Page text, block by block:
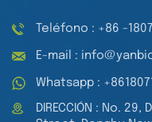
Teléfono : +86 -
E-mail :
Whatsapp :
DIRECCIÓN : No.